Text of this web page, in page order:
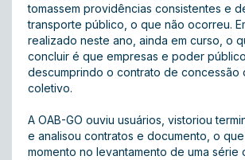
tomassem providências consistentes e
transporte público, o que não ocorreu.
realizado neste ano, ainda em curso, o
concluir é que empresas e poder
descumprindo o contrato de concessão
coletivo.
A OAB-GO ouviu usuários, vistoriou
e analisou contratos e documento, o
momento no levantamento de uma série